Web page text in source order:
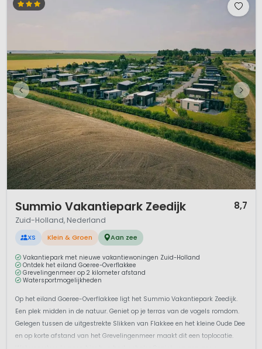
Summio Vakantiepark Zeedijk 8,7
Zuid-Holland, Nederland
XS Klein & Groen Aan zee
Vakantiepark met nieuwe vakantiewoningen Zuid-Holland
Ontdek het eiland Goeree-Overflakkee
Grevelingenmeer op 2 kilometer afstand
Watersportmogelijkheden
Op het eiland Goeree-Overflakkee ligt het Summio Vakantiepark Zeedijk.
Een plek midden in de natuur. Geniet op je terras van de vogels romdom.
Gelegen tussen de uitgestrekte Slikken van Flakkee en het kleine Oude Dee
en op korte afstand van het Grevelingenmeer maakt dit een toplocatie.